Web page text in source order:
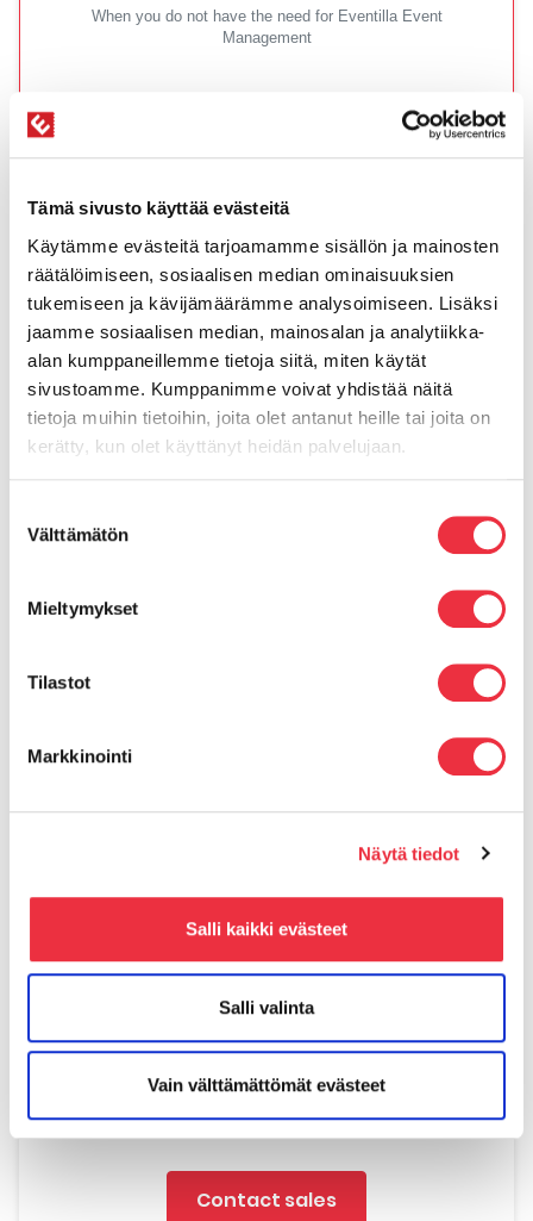
Tämä sivusto käyttää evästeitä
Käytämme evästeitä tarjoamamme sisällön ja mainosten
räätälöimiseen, sosiaalisen median ominaisuuksien
tukemiseen ja kävijämäärämme analysoimiseen. Lisäksi
jaamme sosiaalisen median, mainosalan ja analytiikka-
alan kumppaneillemme tietoja siitä, miten käytät
sivustoamme. Kumppanimme voivat yhdistää näitä
tietoja muihin tietoihin, joita olet antanut heille tai joita on
kerätty, kun olet käyttänyt heidän palvelujaan.
valinta
Välttämätön
Mieltymykset
Tilastot
Markkinointi
Näytä tiedot
Salli kaikki evästeet
Salli valinta
Vain välttämättömät evästeet
When you do not have the need for Eventilla Event
Management
Contact sales
Features
Enterprise
850€ + 299€/ kk
Contact sales